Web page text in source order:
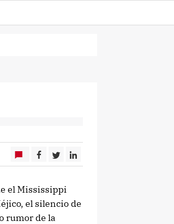
el Mississippi
el silencio de
rumor de la